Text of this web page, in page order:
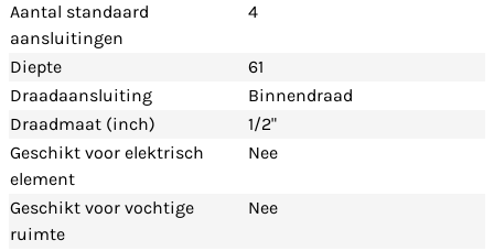
Aantal standaard
aansluitingen
4
Diepte
61
Draadaansluiting
Binnendraad
Draadmaat (inch)
1/2"
Geschikt voor elektrisch
element
Nee
Geschikt voor vochtige
ruimte
Nee